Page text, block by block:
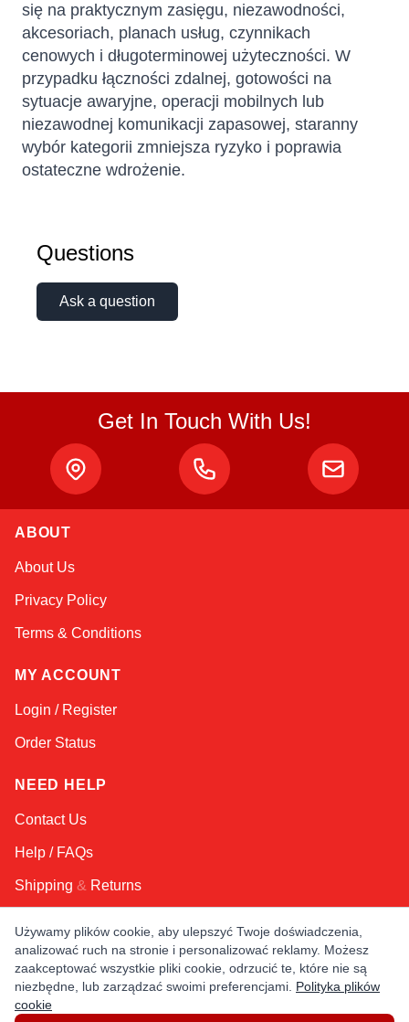
się na praktycznym zasięgu, niezawodności,
akcesoriach, planach usług, czynnikach
cenowych i długoterminowej użyteczności. W
przypadku łączności zdalnej, gotowości na
sytuacje awaryjne, operacji mobilnych lub
niezawodnej komunikacji zapasowej, staranny
wybór kategorii zmniejsza ryzyko i poprawia
ostateczne wdrożenie.
Questions
Ask a question
Get In Touch With Us!
ABOUT
About Us
Privacy Policy
Terms & Conditions
MY ACCOUNT
Login / Register
Order Status
NEED HELP
Contact Us
Help / FAQs
Shipping & Returns
KEEP IN TOUCH!
Email Address
Używamy plików cookie, aby ulepszyć Twoje doświadczenia,
analizować ruch na stronie i personalizować reklamy. Możesz
zaakceptować wszystkie pliki cookie, odrzucić te, które nie są
niezbędne, lub zarządzać swoimi preferencjami. Polityka plików
cookie